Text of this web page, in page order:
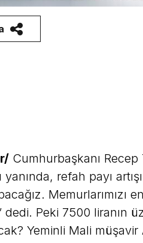
Cumhurbaşkanı
refah payı
Memurlarımızı
dedi. Peki 7500 liranın
Yeminli Mali